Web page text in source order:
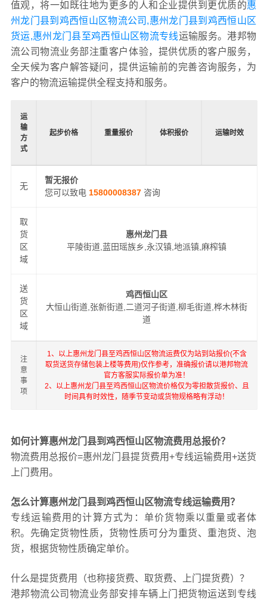
值观，将一如既往地为更多的人和企业提供到更优质的惠
州龙门县到鸡西恒山区物流公司,惠州龙门县到鸡西恒山区
货运,惠州龙门县至鸡西恒山区物流专线运输服务。港邦物
流公司物流业务部注重客户体验，提供优质的客户服务，
全天候为客户解答疑问，提供运输前的完善咨询服务，为
客户的物流运输提供全程支持和服务。
运
输
方
式
起步价格 重量报价 体积报价 运输时效
无
暂无报价
您可以致电 15800008387 咨询
取
货
区
域
惠州龙门县
平陵街道,蓝田瑶族乡,永汉镇,地派镇,麻榨镇
送
货
区
域
鸡西恒山区
大恒山街道,张新街道,二道河子街道,柳毛街道,桦木林街
道
注
意
事
项
1、以上惠州龙门县至鸡西恒山区物流运费仅为站到站报价(不含
取货送货存储包装上楼等费用)仅作参考，准确报价请以港邦物流
官方客服实际报价单为准！
2、以上惠州龙门县至鸡西恒山区物流价格仅为零担散货报价、且
时间具有时效性，随季节变动或货物规格略有浮动！
如何计算惠州龙门县到鸡西恒山区物流费用总报价？
物流费用总报价=惠州龙门县提货费用+专线运输费用+送货
上门费用。
怎么计算惠州龙门县到鸡西恒山区物流专线运输费用？
专线运输费用的计算方式为：单价货物乘以重量或者体
积。先确定货物性质，货物性质可分为重货、重泡货、泡
货，根据货物性质确定单价。
什么是提货费用（也称接货费、取货费、上门提货费）？
港邦物流公司物流业务部安排车辆上门把货物运送到专线